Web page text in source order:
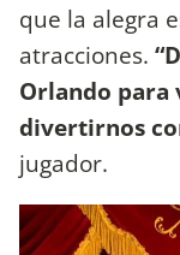
que la alegra
atracciones.
Orlando para
divertirnos
jugador.